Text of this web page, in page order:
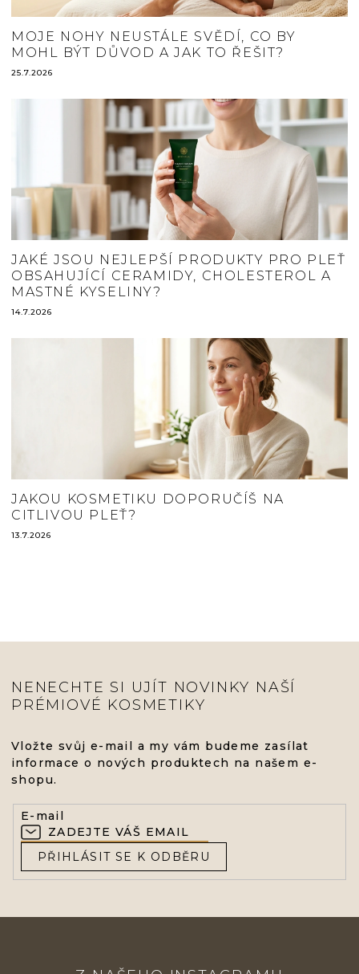
MOJE NOHY NEUSTÁLE SVĚDÍ, CO BY
MOHL BÝT DŮVOD A JAK TO ŘEŠIT?
25.7.2026
JAKÉ JSOU NEJLEPŠÍ PRODUKTY PRO PLEŤ
OBSAHUJÍCÍ CERAMIDY, CHOLESTEROL A
MASTNÉ KYSELINY?
14.7.2026
JAKOU KOSMETIKU DOPORUČÍŠ NA
CITLIVOU PLEŤ?
13.7.2026
NENECHTE SI UJÍT NOVINKY NAŠÍ
PRÉMIOVÉ KOSMETIKY
Vložte svůj e-mail a my vám budeme zasílat
informace o nových produktech na našem e-
shopu.
E-mail
PŘIHLÁSIT SE K ODBĚRU